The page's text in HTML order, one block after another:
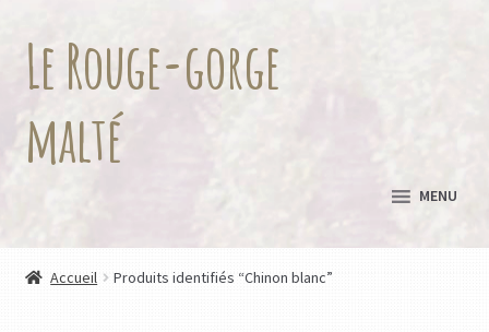
Aller
à
la
navigation
Aller
au
contenu
Le Rouge-gorge
malté
MENU
Accueil Produits identifiés “Chinon blanc”